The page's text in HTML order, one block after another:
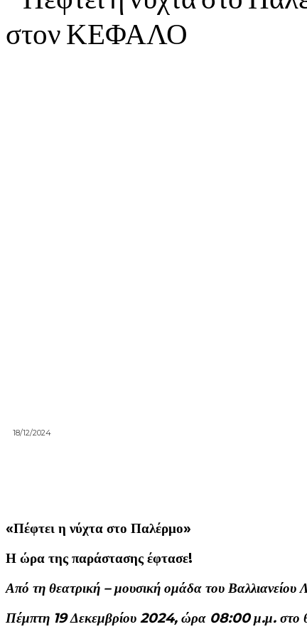
στον ΚΕΦΑΛΟ
18/12/2024
«Πέφτει η νύχτα στο Παλέρμο»
Η ώρα της παράστασης έφτασε!
Από τη θεατρική – μουσική ομάδα του Βαλλιανείου
Πέμπτη 19 Δεκεμβρίου 2024, ώρα 08:00 μ.μ. στο